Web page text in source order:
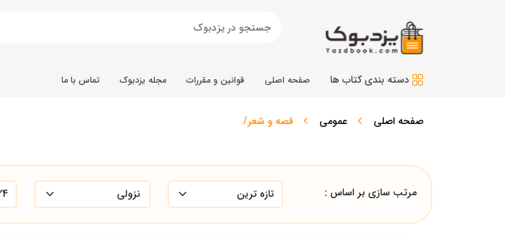
دسته بندی کتاب ها صفحه اصلی قوانین و مقررات مجله یزدبوک تماس با ما
صفحه اصلی عمومی قصه و شعر/
مرتب سازی بر اساس :